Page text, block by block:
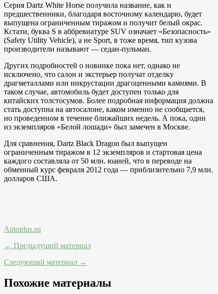
Серия Dartz White Horse получила название, как и
предшественники, благодаря восточному календарю, будет
выпущена ограниченным тиражом и получит белый окрас.
Кстати, буква S в аббревиатуре SUV означает «Безопасность»
(Safety Utility Vehicle), а не Sport, в тоже время, тип кузова
производители называют — седан-пульман.
Других подробностей о новинке пока нет, однако не
исключено, что салон и экстерьер получат отделку
драгметаллами или инкрустации драгоценными камнями. В
таком случае, автомобиль будет доступен только для
китайских толстосумов. Более подробная информация должна
стать доступна на автосалоне, каком именно не сообщается,
но проведенном в течение ближайших недель. А пока, один
из экземпляров «Белой лошади» был замечен в Москве.
Для сравнения, Dartz Black Dragon был выпущен
ограниченным тиражом в 12 экземпляров и стартовая цена
каждого составляла от 50 млн. юаней, что в переводе на
обменный курс февраля 2012 года — приблизительно 7,9 млн.
долларов США.
Autoplus.su
← Предыдущий материал
Следующий материал →
Похожие материалы